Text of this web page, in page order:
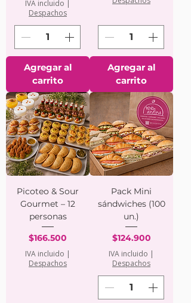
IVA incluido |
Despachos
Agregar al
carrito
Agregar al
carrito
Picoteo & Sour
Gourmet – 12
personas
Precio
$166.500
IVA incluido |
Despachos
Pack Mini
sándwiches (100
un.)
Precio
$124.900
IVA incluido |
Despachos